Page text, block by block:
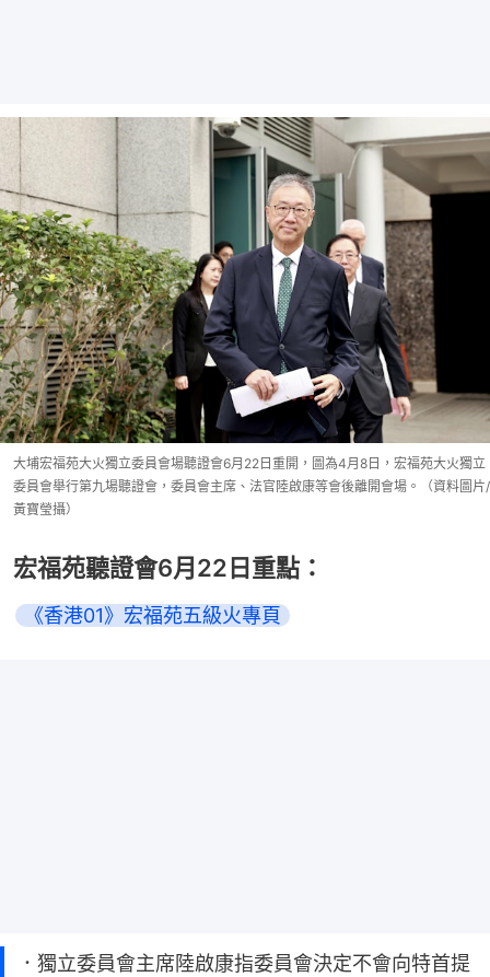
大埔宏福苑大火獨立委員會場聽證會6月22日重開，圖為4月8日，宏福苑大火獨立
委員會舉行第九場聽證會，委員會主席、法官陸啟康等會後離開會場。（資料圖片/
黃寶瑩攝）
宏福苑聽證會6月22日重點：
《香港01》宏福苑五級火專頁
．獨立委員會主席陸啟康指委員會決定不會向特首提